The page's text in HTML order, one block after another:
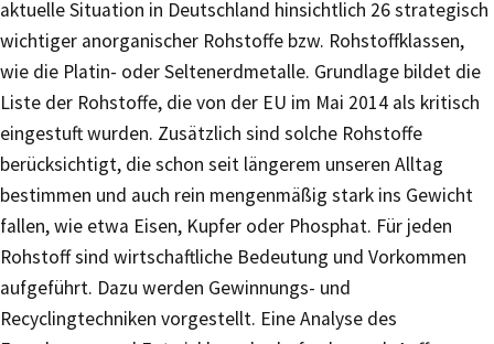
aktuelle Situation in Deutschland hinsichtlich 26 strategisch
wichtiger anorganischer Rohstoffe bzw. Rohstoffklassen,
wie die Platin- oder Seltenerdmetalle. Grundlage bildet die
Liste der Rohstoffe, die von der EU im Mai 2014 als kritisch
eingestuft wurden. Zusätzlich sind solche Rohstoffe
berücksichtigt, die schon seit längerem unseren Alltag
bestimmen und auch rein mengenmäßig stark ins Gewicht
fallen, wie etwa Eisen, Kupfer oder Phosphat. Für jeden
Rohstoff sind wirtschaftliche Bedeutung und Vorkommen
aufgeführt. Dazu werden Gewinnungs- und
Recyclingtechniken vorgestellt. Eine Analyse des